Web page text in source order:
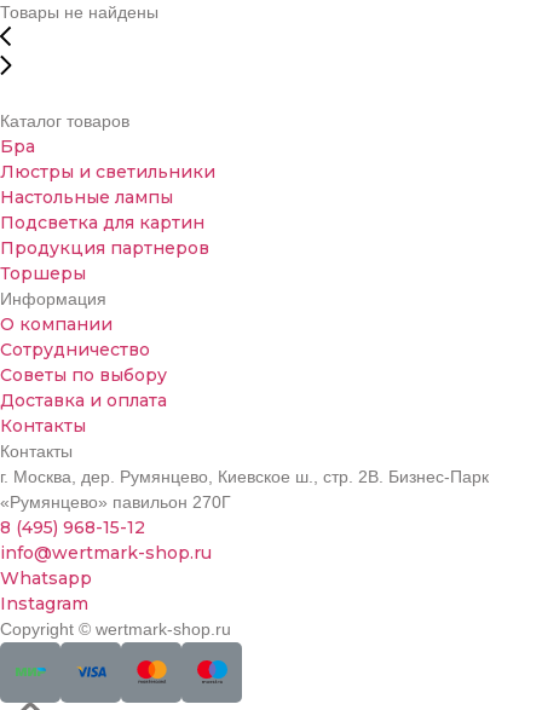
Товары не найдены
Каталог товаров
Бра
Люстры и светильники
Настольные лампы
Подсветка для картин
Продукция партнеров
Торшеры
Информация
О компании
Сотрудничество
Советы по выбору
Доставка и оплата
Контакты
Контакты
г. Москва, дер. Румянцево, Киевское ш., стр. 2В. Бизнес-Парк
«Румянцево» павильон 270Г
8 (495) 968-15-12
info@wertmark-shop.ru
Whatsapp
Instagram
Copyright © wertmark-shop.ru